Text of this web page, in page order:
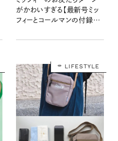
がかわいすぎる【最新号ミッ
フィーとコールマンの付録】ミ
バッグ ：7/21発売リンネル
LIFESTYLE